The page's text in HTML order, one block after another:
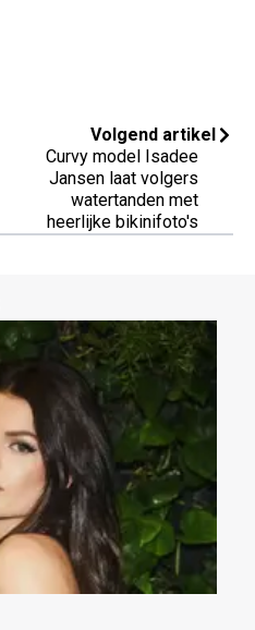
Volgend artikel
Curvy model Isadee
Jansen laat volgers
watertanden met
heerlijke bikinifoto's